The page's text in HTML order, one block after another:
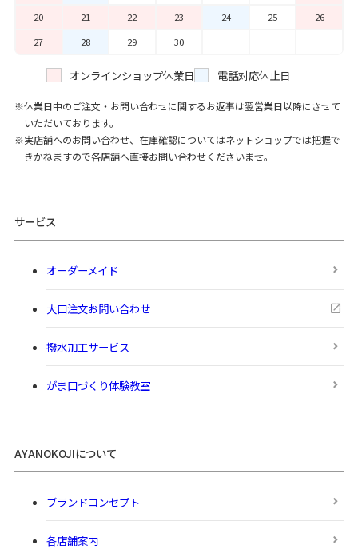
20
21 22 23 24 25
26
27
28 29 30
オンラインショップ休業日 電話対応休止日
休業日中のご注文・お問い合わせに関するお返事は翌営業日以降にさせて
いただいております。
実店舗へのお問い合わせ、在庫確認についてはネットショップでは把握で
きかねますので各店舗へ直接お問い合わせくださいませ。
サービス
オーダーメイド
大口注文お問い合わせ
撥水加工サービス
がま口づくり体験教室
AYANOKOJIについて
ブランドコンセプト
各店舗案内